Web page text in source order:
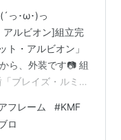
っ･ω･)っ
ルビオン]組立完
ト・アルビオン」
ら、外装です📷 組
ブレイズ・ルミナ
ト・アルビオン]
スロット・アルビ
フレーム #KMF
ロ